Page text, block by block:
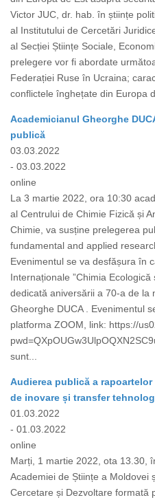
Victor JUC, dr. hab. în științe
al Institutului de Cercetări
al Secției Științe Sociale,
prelegere vor fi abordate
Federației Ruse în Ucraina;
conflictele înghețate din Europa
Academicianul Gheorghe
publică
03.03.2022
- 03.03.2022
online
La 3 martie 2022, ora 10:30
al Centrului de Chimie Fizică și
Chimie, va susține prelegerea
fundamental and applied
Evenimentul se va desfășura în
Internaționale ”Chimia
dedicată aniversării a 70-a de la
Gheorghe DUCA . Evenimentul
platforma ZOOM, link: https://
sunt...
Audierea publică a
de inovare și transfer
01.03.2022
- 01.03.2022
online
Marți, 1 martie 2022, ota 13.30,
Academiei de Științe a Moldovei
Cercetare și Dezvoltare formată